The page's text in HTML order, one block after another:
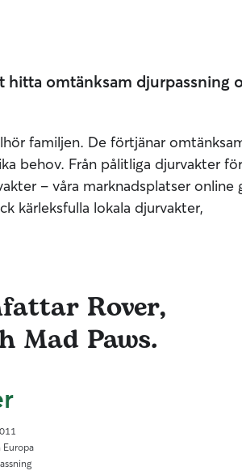
hitta omtänksam djurpassning
familjen. De förtjänar
behov. Från pålitliga djurvakter
– våra marknadsplatser online
kärleksfulla lokala djurvakter,
Rover,
Mad Paws.
Europa